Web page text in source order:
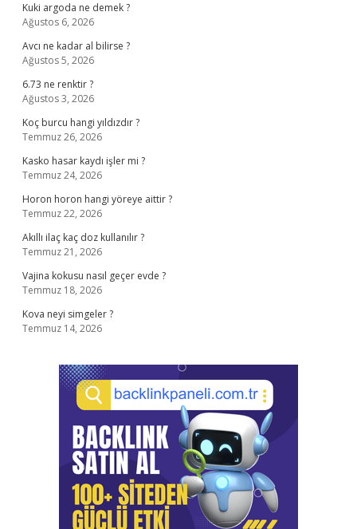
Kuki argoda ne demek ?
Ağustos 6, 2026
Avcı ne kadar al bilirse ?
Ağustos 5, 2026
6.73 ne renktir ?
Ağustos 3, 2026
Koç burcu hangi yıldızdır ?
Temmuz 26, 2026
Kasko hasar kaydı işler mi ?
Temmuz 24, 2026
Horon horon hangi yöreye aittir ?
Temmuz 22, 2026
Akıllı ilaç kaç doz kullanılır ?
Temmuz 21, 2026
Vajina kokusu nasıl geçer evde ?
Temmuz 18, 2026
Kova neyi simgeler ?
Temmuz 14, 2026